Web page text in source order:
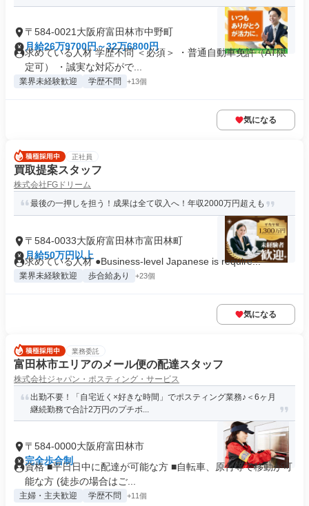
〒584-0021大阪府富田林市中野町
月給26万9700円～32万6800円
求めている人材 学歴不問 ＜必須＞ ・普通自動車免許（AT限
定可） ・誠実な対応がで...
業界未経験歓迎 学歴不問 +13個
気になる
正社員
買取提案スタッフ
株式会社FGドリーム
最後の一押しを担う！成果は全て収入へ！年収2000万円超えも
〒584-0033大阪府富田林市富田林町
月給50万円以上
求めている人材 ●Business-level Japanese is require...
業界未経験歓迎 歩合給あり +23個
気になる
業務委託
富田林市エリアのメール便の配達スタッフ
株式会社ジャパン・ポスティング・サービス
出勤不要！「自宅近く×好きな時間」でポスティング業務♪＜6ヶ月
継続勤務で合計2万円のプチボ...
〒584-0000大阪府富田林市
完全歩合制
資格 ■平日日中に配達が可能な方 ■自転車、原付等で移動が可
能な方 (徒歩の場合はご...
主婦・主夫歓迎 学歴不問 +11個